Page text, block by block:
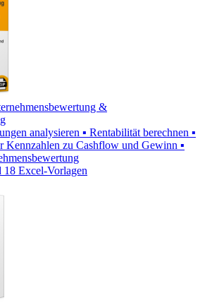
&
analysieren ▪ Rentabilität berechnen ▪
Kennzahlen zu Cashflow und Gewinn ▪
Excel-Vorlagen